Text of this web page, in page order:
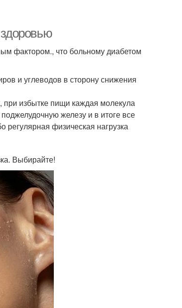
фактором., что больному диабетом
и углеводов в сторону снижения
при избытке пищи каждая молекула
железу и в итоге все
физическая нагрузка
Выбирайте!